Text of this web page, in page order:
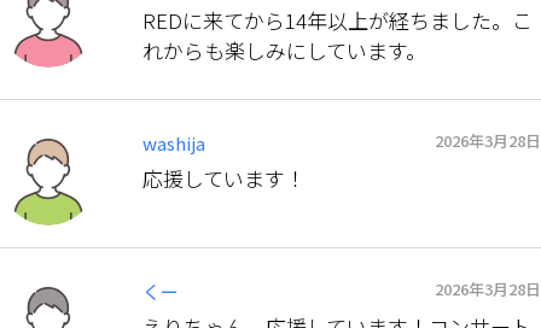
REDに来てから14年以上が経ちました。こ
れからも楽しみにしています。
washija 2026年3月28日
応援しています！
くー 2026年3月28日